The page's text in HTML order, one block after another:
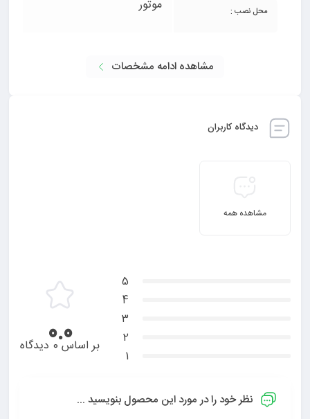
محل نصب : موتور
مشاهده ادامه مشخصات
دیدگاه کاربران
مشاهده همه
5
4
3
2
1
0.0بر اساس 0 دیدگاه
نظر خود را در مورد این محصول بنویسید ...